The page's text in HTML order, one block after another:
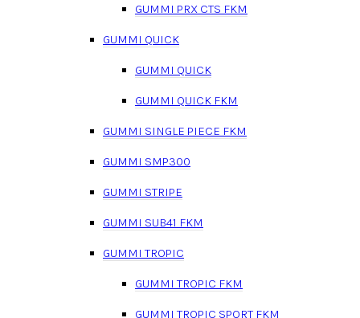
GUMMI PRX CTS FKM
GUMMI QUICK
GUMMI QUICK
GUMMI QUICK FKM
GUMMI SINGLE PIECE FKM
GUMMI SMP300
GUMMI STRIPE
GUMMI SUB41 FKM
GUMMI TROPIC
GUMMI TROPIC FKM
GUMMI TROPIC SPORT FKM